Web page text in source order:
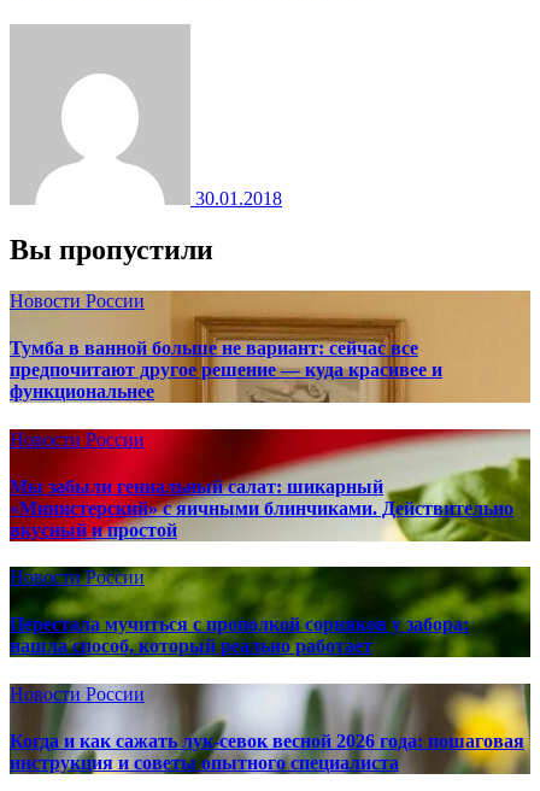
30.01.2018
Вы пропустили
Новости России
Тумба в ванной больше не вариант: сейчас все
предпочитают другое решение — куда красивее и
функциональнее
Новости России
Мы забыли гениальный салат: шикарный
«Министерский» с яичными блинчиками. Действительно
вкусный и простой
Новости России
Перестала мучиться с прополкой сорняков у забора:
нашла способ, который реально работает
Новости России
Когда и как сажать лук-севок весной 2026 года: пошаговая
инструкция и советы опытного специалиста